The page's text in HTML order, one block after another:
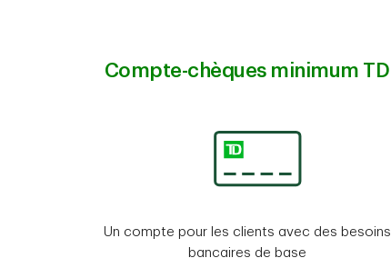
Compte-chèques minimum TD
Un compte pour les clients avec des besoins
bancaires de base